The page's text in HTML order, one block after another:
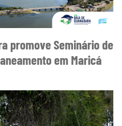
promove Seminário de
em Maricá